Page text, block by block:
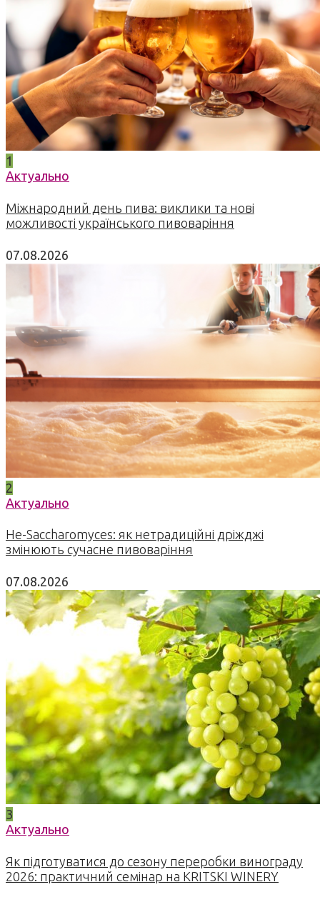
1
Актуально
Міжнародний день пива: виклики та нові
можливості українського пивоваріння
07.08.2026
2
Актуально
Не-Saccharomyces: як нетрадиційні дріжджі
змінюють сучасне пивоваріння
07.08.2026
3
Актуально
Як підготуватися до сезону переробки винограду
2026: практичний семінар на KRITSKI WINERY